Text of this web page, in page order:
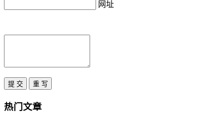
网址
热门文章